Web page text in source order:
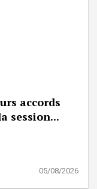
accords
session...
05/08/2026